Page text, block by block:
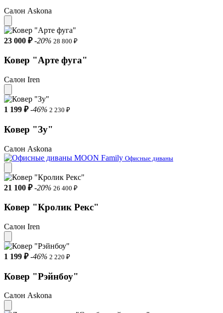
Салон Askona
23 000 ₽ -20% 28 800 ₽
Ковер "Арте фуга"
Салон Iren
1 199 ₽ -46% 2 230 ₽
Ковер "Зу"
Салон Askona
Офисные диваны
21 100 ₽ -20% 26 400 ₽
Ковер "Кролик Рекс"
Салон Iren
1 199 ₽ -46% 2 220 ₽
Ковер "Рэйнбоу"
Салон Askona